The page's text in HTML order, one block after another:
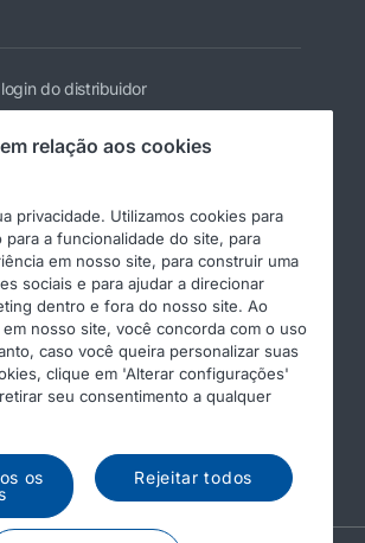
do distribuidor
2026 DAF
Aviso Legal
Meio Ambiente e
Privacidade
Política de Cookies
relação aos cookies
privacidade. Utilizamos cookies para
a funcionalidade do site, para
em nosso site, para construir uma
sociais e para ajudar a direcionar
dentro e fora do nosso site. Ao
nosso site, você concorda com o uso
caso você queira personalizar suas
clique em 'Alterar configurações'
seu consentimento a qualquer
os
Rejeitar todos